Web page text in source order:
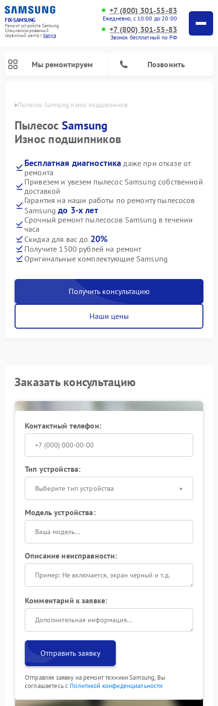
FIX-SAMSUNG
Ремонт устройств Samsung
Специализированный
cервисный центр г.Калуга
+7 (800) 301-55-83
Ежедневно, с 10:00 до 20:00
+7 (800) 301-55-83
Звонок бесплатный по РФ
Мы ремонтируем Позвонить
Пылесос Samsung износ подшипников
Пылесос Samsung
Износ подшипников
Бесплатная диагностика даже при отказе от
ремонта
Привезем и увезем пылесос Samsung собственной
доставкой
Гарантия на наши работы по ремонту пылесосов
Samsungдо 3-х лет
Срочный ремонт пылесосов Samsung в течении
часа
Скидка для вас до 20%
Получите 1500 рублей на ремонт
Оригинальные комплектующие Samsung
Получить консультацию
Наши цены
Заказать консультацию
Контактный телефон:
Тип устройства:
Выберите тип устройства
Модель устройства:
Описание неисправности:
Комментарий к заявке:
Отправить заявку
Отправляя заявку на ремонт техники Samsung, Вы
соглашаетесь с Политикой конфиденциальности